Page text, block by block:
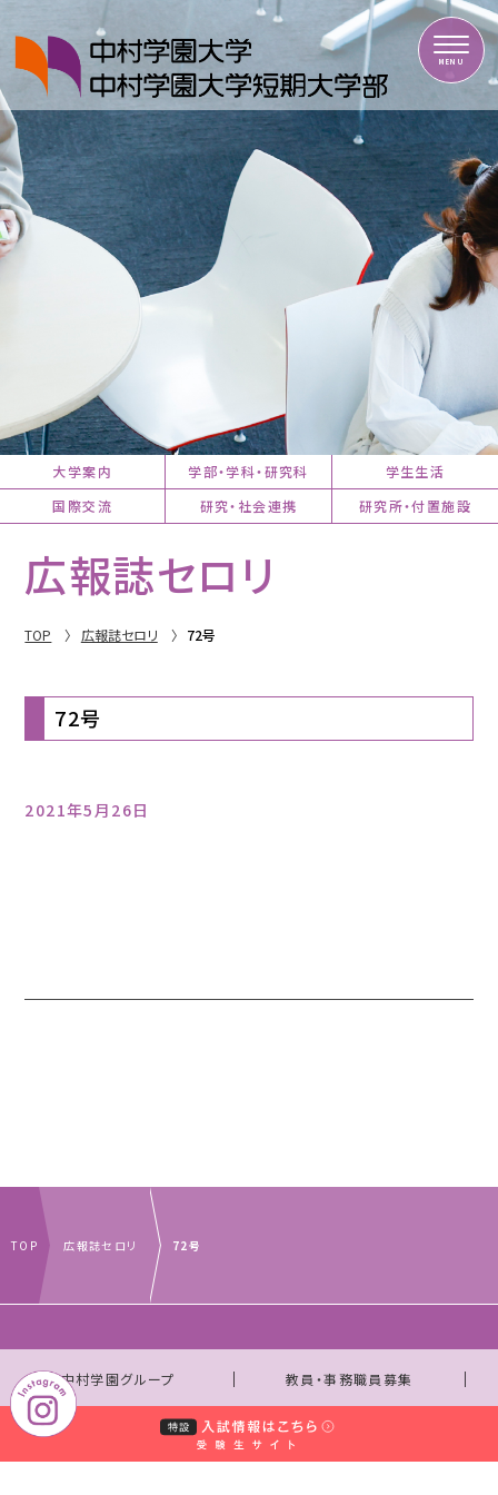
中村学園大学・中村学園大学短期大学部
MENU
大学案内 学部・学科・研究科
学生生活
国際交流
研究・社会連携 研究所・付置施設
広報誌セロリ
TOP 広報誌セロリ 72号
72号
2021年5月26日
TOP 広報誌セロリ 72号
中村学園グループ ｜ 教員・事務職員募集 ｜
取材のお申し込みについて ｜ お問い合わせ窓口一覧
｜ 個人情報保護規程